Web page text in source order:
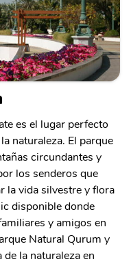
es el lugar perfecto
naturaleza. El parque
circundantes y
los senderos que
la vida silvestre y flora
disponible donde
y amigos en
Natural Qurum y
la naturaleza en